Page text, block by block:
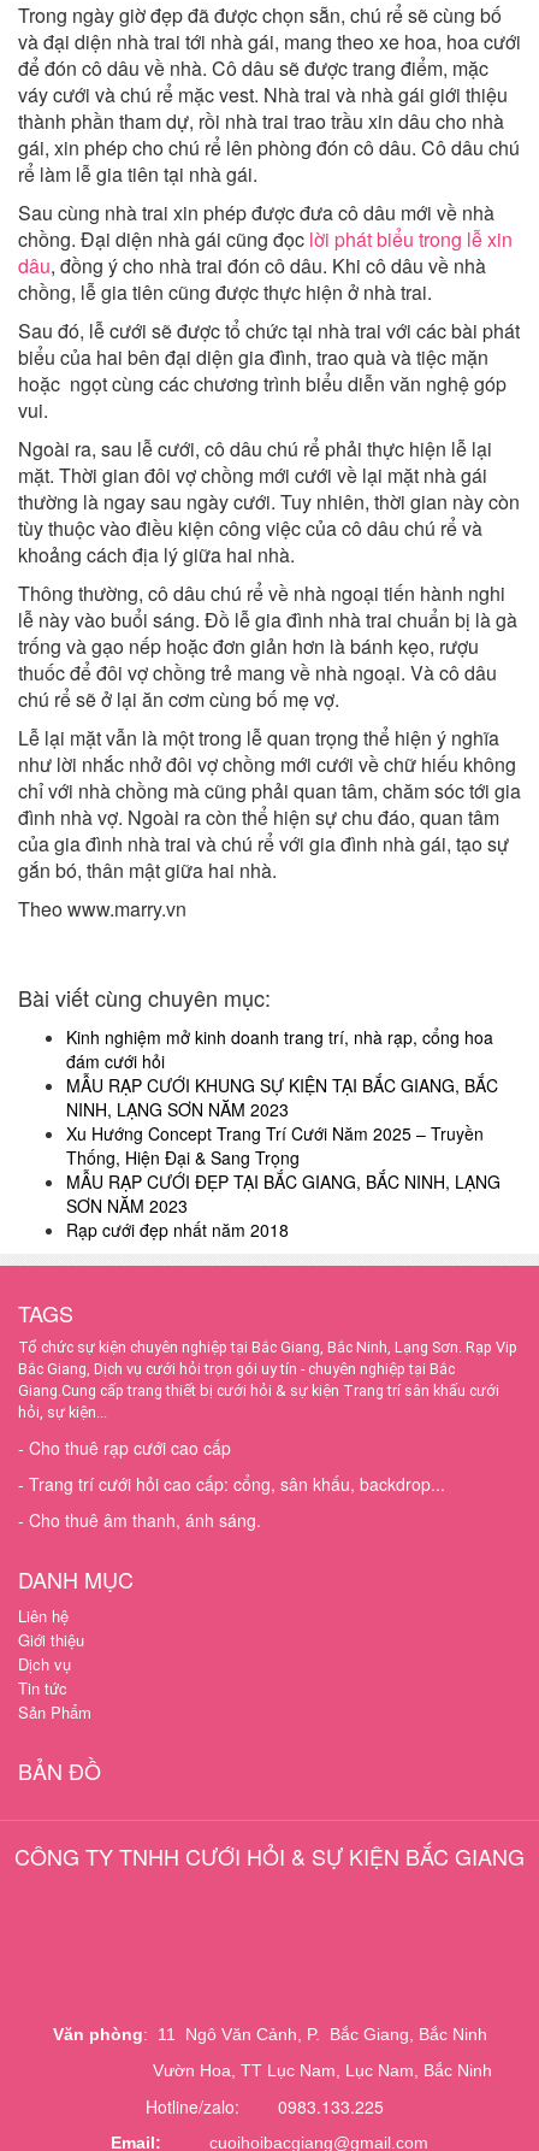
Trong ngày giờ đẹp đã được chọn sẵn, chú rể sẽ cùng bố
và đại diện nhà trai tới nhà gái, mang theo xe hoa, hoa cưới
để đón cô dâu về nhà. Cô dâu sẽ được trang điểm, mặc
váy cưới và chú rể mặc vest. Nhà trai và nhà gái giới thiệu
thành phần tham dự, rồi nhà trai trao trầu xin dâu cho nhà
gái, xin phép cho chú rể lên phòng đón cô dâu. Cô dâu chú
rể làm lễ gia tiên tại nhà gái.
Sau cùng nhà trai xin phép được đưa cô dâu mới về nhà
chồng. Đại diện nhà gái cũng đọc lời phát biểu trong lễ xin
dâu, đồng ý cho nhà trai đón cô dâu. Khi cô dâu về nhà
chồng, lễ gia tiên cũng được thực hiện ở nhà trai.
Sau đó, lễ cưới sẽ được tổ chức tại nhà trai với các bài phát
biểu của hai bên đại diện gia đình, trao quà và tiệc mặn
hoặc ngọt cùng các chương trình biểu diễn văn nghệ góp
vui.
Ngoài ra, sau lễ cưới, cô dâu chú rể phải thực hiện lễ lại
mặt. Thời gian đôi vợ chồng mới cưới về lại mặt nhà gái
thường là ngay sau ngày cưới. Tuy nhiên, thời gian này còn
tùy thuộc vào điều kiện công việc của cô dâu chú rể và
khoảng cách địa lý giữa hai nhà.
Thông thường, cô dâu chú rể về nhà ngoại tiến hành nghi
lễ này vào buổi sáng. Đồ lễ gia đình nhà trai chuẩn bị là gà
trống và gạo nếp hoặc đơn giản hơn là bánh kẹo, rượu
thuốc để đôi vợ chồng trẻ mang về nhà ngoại. Và cô dâu
chú rể sẽ ở lại ăn cơm cùng bố mẹ vợ.
Lễ lại mặt vẫn là một trong lễ quan trọng thể hiện ý nghĩa
như lời nhắc nhở đôi vợ chồng mới cưới về chữ hiếu không
chỉ với nhà chồng mà cũng phải quan tâm, chăm sóc tới gia
đình nhà vợ. Ngoài ra còn thể hiện sự chu đáo, quan tâm
của gia đình nhà trai và chú rể với gia đình nhà gái, tạo sự
gắn bó, thân mật giữa hai nhà.
Theo www.marry.vn
Bài viết cùng chuyên mục:
Kinh nghiệm mở kinh doanh trang trí, nhà rạp, cổng hoa
đám cưới hỏi
MẪU RẠP CƯỚI KHUNG SỰ KIỆN TẠI BẮC GIANG, BẮC
NINH, LẠNG SƠN NĂM 2023
Xu Hướng Concept Trang Trí Cưới Năm 2025 – Truyền
Thống, Hiện Đại & Sang Trọng
MẪU RẠP CƯỚI ĐẸP TẠI BẮC GIANG, BẮC NINH, LẠNG
SƠN NĂM 2023
Rạp cưới đẹp nhất năm 2018
TAGS
Tổ chức sự kiện chuyên nghiệp tại Bắc Giang, Bắc Ninh, Lạng Sơn. Rạp Vip
Bắc Giang, Dịch vụ cưới hỏi trọn gói uy tín - chuyên nghiệp tại Bắc
Giang.Cung cấp trang thiết bị cưới hỏi & sự kiện Trang trí sân khấu cưới
hỏi, sự kiện...
- Cho thuê rạp cưới cao cấp
- Trang trí cưới hỏi cao cấp: cổng, sân khấu, backdrop...
- Cho thuê âm thanh, ánh sáng.
DANH MỤC
Liên hệ
Giới thiệu
Dịch vụ
Tin tức
Sản Phẩm
BẢN ĐỒ
CÔNG TY TNHH CƯỚI HỎI & SỰ KIỆN BẮC GIANG
Văn phòng: 11 Ngô Văn Cảnh, P. Bắc Giang, Bắc Ninh
Vườn Hoa, TT Lục Nam, Lục Nam, Bắc Ninh
Hotline/zalo: 0983.133.225
Email: cuoihoibacgiang@gmail.com